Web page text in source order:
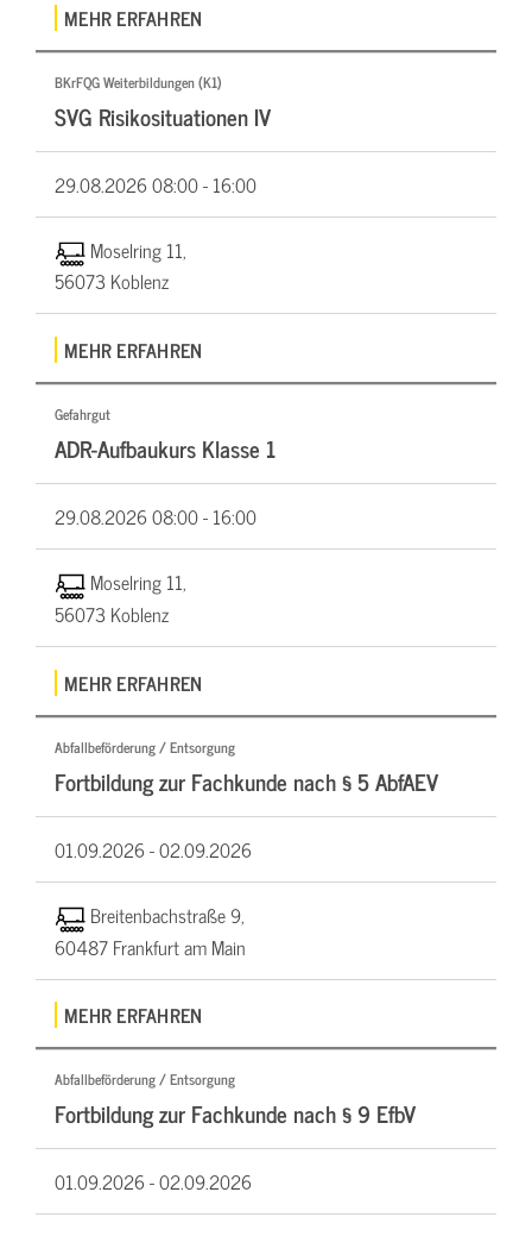
MEHR ERFAHREN
BKrFQG Weiterbildungen (K1)
SVG Risikosituationen IV
29.08.202608:00 - 16:00
Moselring 11,
56073 Koblenz
MEHR ERFAHREN
Gefahrgut
ADR-Aufbaukurs Klasse 1
29.08.202608:00 - 16:00
Moselring 11,
56073 Koblenz
MEHR ERFAHREN
Abfallbeförderung / Entsorgung
Fortbildung zur Fachkunde nach § 5 AbfAEV
01.09.2026 -02.09.2026
Breitenbachstraße 9,
60487 Frankfurt am Main
MEHR ERFAHREN
Abfallbeförderung / Entsorgung
Fortbildung zur Fachkunde nach § 9 EfbV
01.09.2026 -02.09.2026